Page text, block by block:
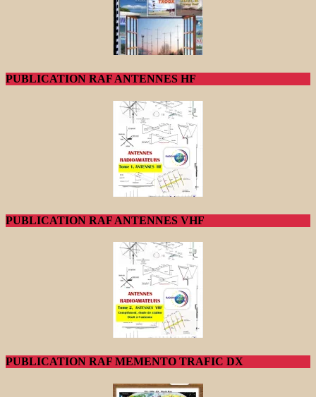
PUBLICATION RAF ANTENNES HF
PUBLICATION RAF ANTENNES VHF
PUBLICATION RAF MEMENTO TRAFIC DX